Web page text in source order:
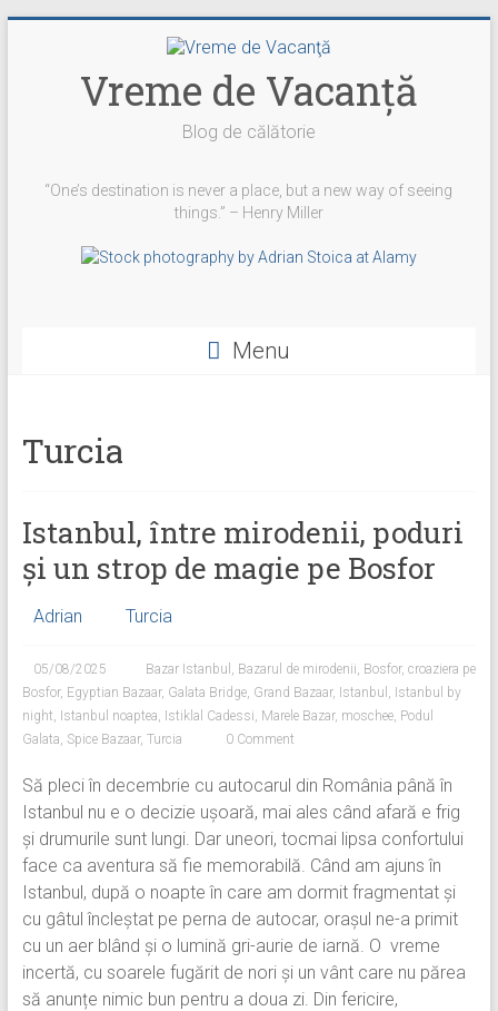
Vreme de Vacanţă
Blog de călătorie
“One’s destination is never a place, but a new way of seeing
things.” – Henry Miller
vremedevacanta
@vremedevacanta
vremedevacanta.ro
Menu
Turcia
Istanbul, între mirodenii, poduri
și un strop de magie pe Bosfor
Adrian Turcia
05/08/2025 Bazar Istanbul , Bazarul de mirodenii, Bosfor, croaziera pe
Bosfor, Egyptian Bazaar, Galata Bridge, Grand Bazaar, Istanbul , Istanbul by
night, Istanbul noaptea, Istiklal Cadessi, Marele Bazar, moschee, Podul
Galata, Spice Bazaar, Turcia 0 Comment
Să pleci în decembrie cu autocarul din România până în
Istanbul nu e o decizie ușoară, mai ales când afară e frig
și drumurile sunt lungi. Dar uneori, tocmai lipsa confortului
face ca aventura să fie memorabilă. Când am ajuns în
Istanbul, după o noapte în care am dormit fragmentat și
cu gâtul încleștat pe perna de autocar, orașul ne-a primit
cu un aer blând și o lumină gri-aurie de iarnă. O vreme
incertă, cu soarele fugărit de nori și un vânt care nu părea
să anunțe nimic bun pentru a doua zi. Din fericire,